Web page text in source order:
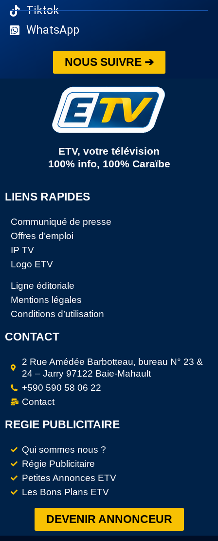
Tiktok
WhatsApp
NOUS SUIVRE ➔
ETV, votre télévision
100% info, 100% Caraïbe
LIENS RAPIDES
Communiqué de presse
Offres d’emploi
IP TV
Logo ETV
Ligne éditoriale
Mentions légales
Conditions d’utilisation
CONTACT
2 Rue Amédée Barbotteau, bureau N° 23 &
24 – Jarry 97122 Baie-Mahault
+590 590 58 06 22
Contact
REGIE PUBLICITAIRE
Qui sommes nous ?
Régie Publicitaire
Petites Annonces ETV
Les Bons Plans ETV
DEVENIR ANNONCEUR